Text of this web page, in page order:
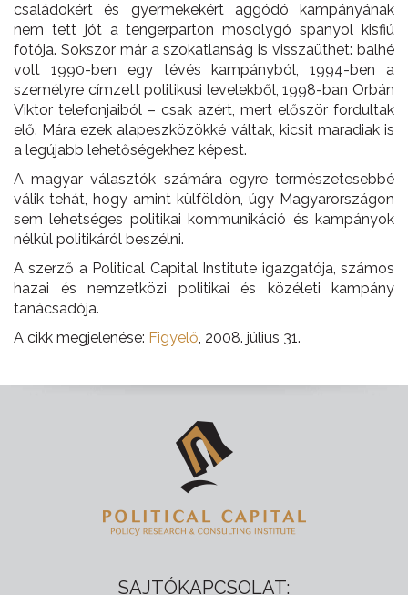
családokért és gyermekekért aggódó kampányának
nem tett jót a tengerparton mosolygó spanyol kisfiú
fotója. Sokszor már a szokatlanság is visszaüthet: balhé
volt 1990-ben egy tévés kampányból, 1994-ben a
személyre címzett politikusi levelekből, 1998-ban Orbán
Viktor telefonjaiból – csak azért, mert először fordultak
elő. Mára ezek alapeszközökké váltak, kicsit maradiak is
a legújabb lehetőségekhez képest.
A magyar választók számára egyre természetesebbé
válik tehát, hogy amint külföldön, úgy Magyarországon
sem lehetséges politikai kommunikáció és kampányok
nélkül politikáról beszélni.
A szerző a Political Capital Institute igazgatója, számos
hazai és nemzetközi politikai és közéleti kampány
tanácsadója.
A cikk megjelenése: Figyelő, 2008. július 31.
SAJTÓKAPCSOLAT: